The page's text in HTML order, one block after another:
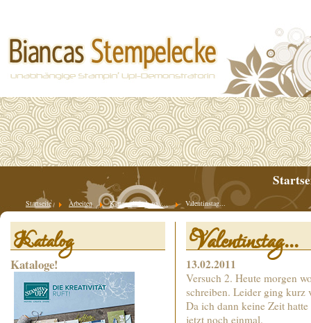
Startseite Arbeiten Karten einfach so..... Valentinstag...
Katalog
Kataloge!
Valentinstag...
13.02.2011
Versuch 2. Heute morgen
schreiben. Leider ging kurz
Da ich dann keine Zeit
jetzt noch einmal.